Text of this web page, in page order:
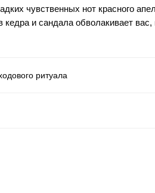
чувственных нот красного
кедра и сандала обволакивает
ритуала